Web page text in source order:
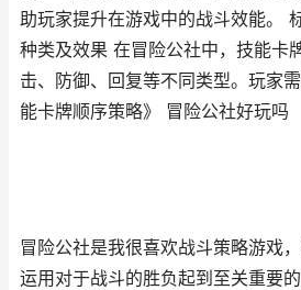
助玩家提升在游戏中的战斗效能。
种类及效果 在冒险公社中，技能卡
击、防御、回复等不同类型。玩家
能卡牌顺序策略》 冒险公社好玩吗
冒险公社是我很喜欢战斗策略游戏
运用对于战斗的胜负起到至关重要